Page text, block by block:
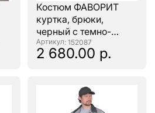
Костюм ФАВОРИТ
куртка, брюки,
черный с темно-
серым: 152087
2 680.00 р.